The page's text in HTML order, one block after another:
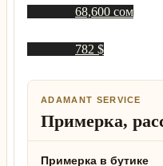
68,600 сом
782 $
ADAMANT SERVICE
Примерка,
Примерка в бутике